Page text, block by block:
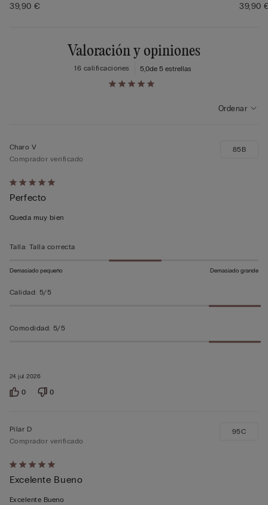
39,90 €
Gioia...
39,90
Valoración y opiniones
5,0de 5 estrellas
16 calificaciones
Ordenar
Calificación
de
5
5
24 jul 2026
Charo V
Comprador verificado
Perfecto
Queda muy bien
85B
Talla: Talla correcta
Demasiado pequeño Demasiado grande
Calidad: 5/5
Comodidad: 5/5
0 0
Calificación
de
5
Pilar D
Comprador verificado
Excelente Bueno
Excelente Bueno
95C